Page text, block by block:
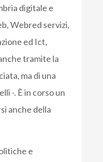
digitale e
Webred servizi,
ed Ict,
tramite la
ma di una
-. È in corso un
anche della
e